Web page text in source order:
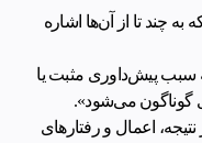
چند تا از آن‌ها اشاره
سبب پیش‌داوری مثبت یا
گوناگون می‌شود».
اعمال و رفتارهای